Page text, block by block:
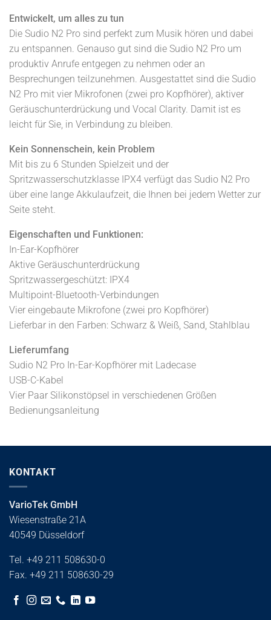
Entwickelt, um alles zu tun
Die Sudio N2 Pro sind perfekt zum Musik hören und dabei
zu entspannen. Genauso gut sind die Sudio N2 Pro um
produktiv Anrufe entgegen zu nehmen oder an
Besprechungen teilzunehmen. Ausgestattet sind die Sudio
N2 Pro mit vier Mikrofonen (zwei pro Kopfhörer), aktiver
Geräuschunterdrückung und Vocal Clarity. Damit ist es
leicht für Sie, in Verbindung zu bleiben.
Kein Sonnenschein, kein Problem
Mit bis zu 6 Stunden Spielzeit und der
Spritzwasserschutzklasse IPX4 verfügt das Sudio N2 Pro
über eine lange Akkulaufzeit, die Ihnen bei jedem Wetter zur
Seite steht.
Eigenschaften und Funktionen:
In-Ear-Kopfhörer
Aktive Geräuschunterdrückung
Spritzwassergeschützt: IPX4
Multipoint-Bluetooth-Verbindungen
Vier eingebaute Mikrofone (zwei pro Kopfhörer)
Lieferbar in den Farben: Schwarz & Weiß, Sand, Stahlblau
Lieferumfang
Sudio N2 Pro In-Ear-Kopfhörer mit Ladecase
USB-C-Kabel
Vier Paar Silikonstöpsel in verschiedenen Größen
Bedienungsanleitung
KONTAKT
VarioTek GmbH
Wiesenstraße 21A
40549 Düsseldorf
Tel. +49 211 508630-0
Fax. +49 211 508630-29